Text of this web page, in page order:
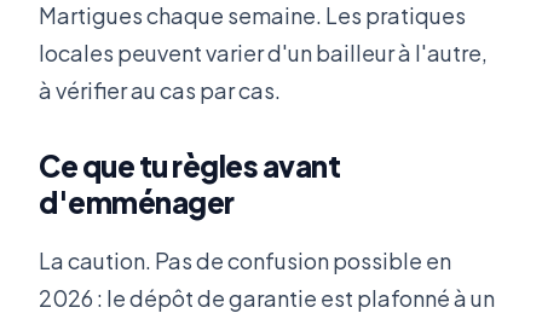
Martigues chaque semaine. Les pratiques
locales peuvent varier d'un bailleur à l'autre,
à vérifier au cas par cas.
Ce que tu règles avant
d'emménager
La caution. Pas de confusion possible en
2026 : le dépôt de garantie est plafonné à un